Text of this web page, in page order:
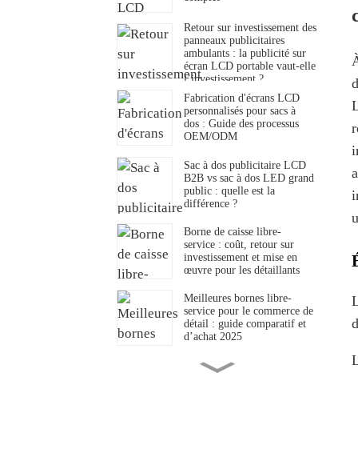
Retour sur investissement des
panneaux publicitaires
ambulants : la publicité sur
écran LCD portable vaut-elle
l’investissement ?
Fabrication d'écrans LCD
personnalisés pour sacs à
dos : Guide des processus
OEM/ODM
Sac à dos publicitaire LCD
B2B vs sac à dos LED grand
public : quelle est la
différence ?
Borne de caisse libre-
service : coût, retour sur
investissement et mise en
œuvre pour les détaillants
Meilleures bornes libre-
service pour le commerce de
détail : guide comparatif et
d’achat 2025
Qu’est-ce qu’un menu
numérique pour service au